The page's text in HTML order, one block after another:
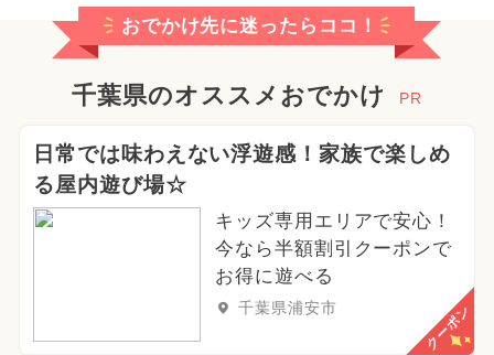
おでかけ先に迷ったらココ！
千葉県のオススメおでかけ PR
日常では味わえない浮遊感！家族で楽しめ
る屋内遊び場☆
キッズ専用エリアで安心！
今なら半額割引クーポンで
お得に遊べる
千葉県浦安市 クーポン